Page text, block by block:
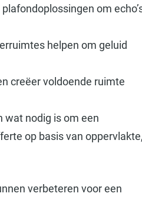
om
helpen om geluid
creëer voldoende ruimte
wat nodig is om een
op basis van
verbeteren voor een